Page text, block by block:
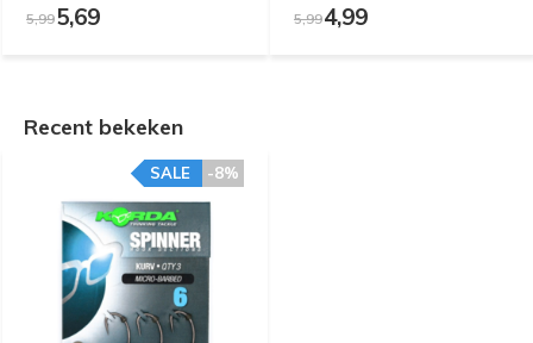
5,995,69 5,994,99
Recent bekeken
-8%
SALE